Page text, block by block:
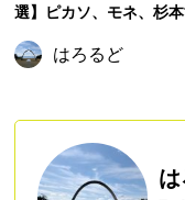
選】ピカソ、モネ、杉
注目展覧会
はろるど